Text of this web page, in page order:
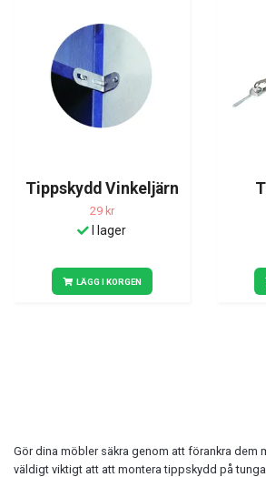
Tippskydd Vinkeljärn
29 kr
I lager
LÄGG I KORGEN
Gör dina möbler säkra genom att förankra dem
väldigt viktigt att att montera tippskydd på